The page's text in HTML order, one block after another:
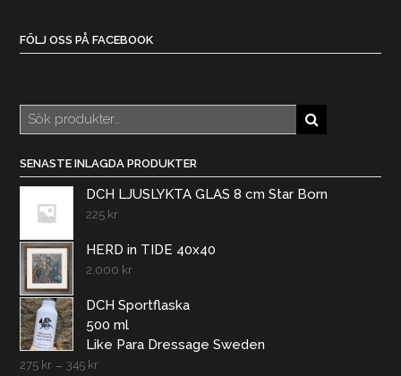
FÖLJ OSS PÅ FACEBOOK
Sök
efter:
SENASTE INLAGDA PRODUKTER
DCH LJUSLYKTA GLAS 8 cm Star Born
225 kr
HERD in TIDE 40x40
2.000 kr
DCH Sportflaska
500 ml
Like Para Dressage Sweden
275 kr – 345 kr